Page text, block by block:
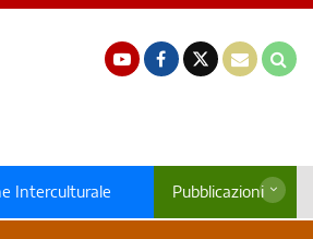
Interculturale Pubblicazioni